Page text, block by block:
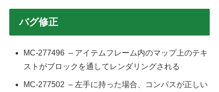
バグ修正
MC-277496 – アイテムフレーム内のマップ上のテキ
ストがブロックを通してレンダリングされる
MC-277502 – 左手に持った場合、コンパスが正しい